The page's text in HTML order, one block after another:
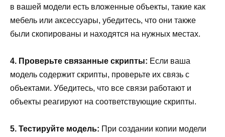
в вашей модели есть вложенные объекты, такие как
мебель или аксессуары, убедитесь, что они также
были скопированы и находятся на нужных местах.
4. Проверьте связанные скрипты: Если ваша
модель содержит скрипты, проверьте их связь с
объектами. Убедитесь, что все связи работают и
объекты реагируют на соответствующие скрипты.
5. Тестируйте модель: При создании копии модели